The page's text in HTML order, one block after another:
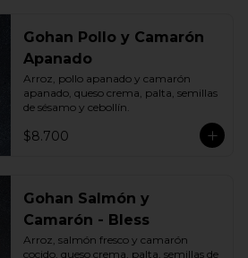
Gohan Pollo y Camarón
Apanado
Arroz, pollo apanado y camarón
apanado, queso crema, palta, semillas
de sésamo y cebollín.
$8.700
Gohan Salmón y
Camarón - Bless
Arroz, salmón fresco y camarón
cocido, queso crema, palta, semillas de